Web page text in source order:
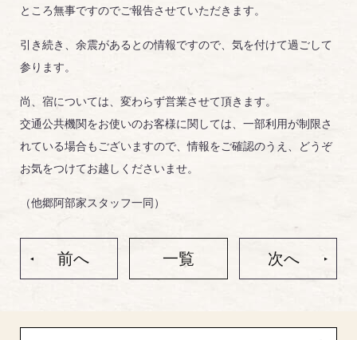
ところ無事ですのでご報告させていただきます。
引き続き、余震があるとの情報ですので、気を付けて過ごして
参ります。
尚、宿については、変わらず営業させて頂きます。
交通公共機関をお使いのお客様に関しては、一部利用が制限さ
れている場合もございますので、情報をご確認のうえ、どうぞ
お気をつけてお越しくださいませ。
（他郷阿部家スタッフ一同）
前へ 一覧 次へ